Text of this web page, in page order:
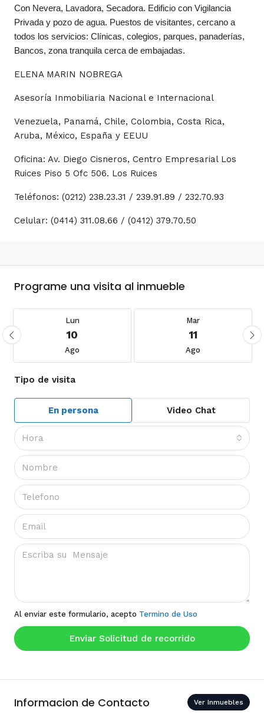
Con Nevera, Lavadora, Secadora. Edificio con Vigilancia
Privada y pozo de agua. Puestos de visitantes, cercano a
todos los servicios: Clínicas, colegios, parques, panaderías,
Bancos, zona tranquila cerca de embajadas.
ELENA MARIN NOBREGA
Asesoría Inmobiliaria Nacional e Internacional
Venezuela, Panamá, Chile, Colombia, Costa Rica,
Aruba, México, España y EEUU
Oficina: Av. Diego Cisneros, Centro Empresarial Los
Ruices Piso 5 Ofc 506. Los Ruices
Teléfonos: (0212) 238.23.31 / 239.91.89 / 232.70.93
Celular: (0414) 311.08.66 / (0412) 379.70.50
Programe una visita al inmueble
Lun
10
Ago
Mar
11
Ago
Tipo de visita
En persona Video Chat
Hora
Al enviar este formulario, acepto Termino de Uso
Enviar Solicitud de recorrido
Informacion de Contacto Ver Inmuebles